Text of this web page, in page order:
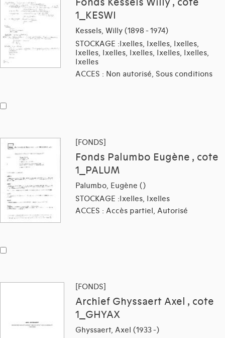
1_KESWI
Kessels, Willy (1898 - 1974)
STOCKAGE :Ixelles, Ixelles, Ixelles,
Ixelles, Ixelles, Ixelles, Ixelles, Ixelles,
Ixelles
ACCES : Non autorisé, Sous conditions
[FONDS]
Fonds Palumbo Eugène , cote
1_PALUM
Palumbo, Eugène ()
STOCKAGE :Ixelles, Ixelles
ACCES : Accès partiel, Autorisé
[FONDS]
Archief Ghyssaert Axel , cote
1_GHYAX
Ghyssaert, Axel (1933 -)